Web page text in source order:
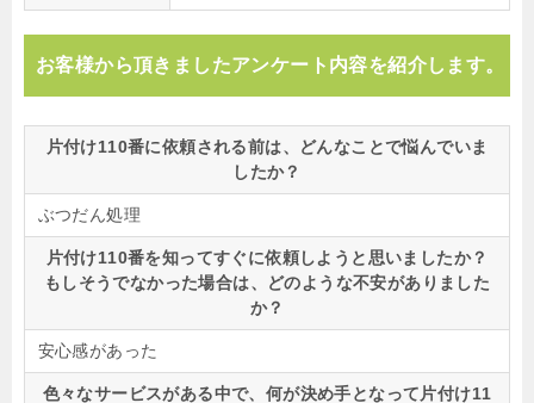
お客様から頂きましたアンケート内容を紹介します。
片付け110番に依頼される前は、どんなことで悩んでいま
したか？
ぶつだん処理
片付け110番を知ってすぐに依頼しようと思いましたか？
もしそうでなかった場合は、どのような不安がありました
か？
安心感があった
色々なサービスがある中で、何が決め手となって片付け11